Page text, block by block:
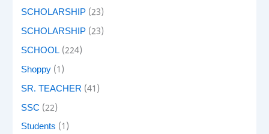
SCHOLARSHIP (23)
SCHOLARSHIP (23)
SCHOOL (224)
Shoppy (1)
SR. TEACHER (41)
SSC (22)
Students (1)